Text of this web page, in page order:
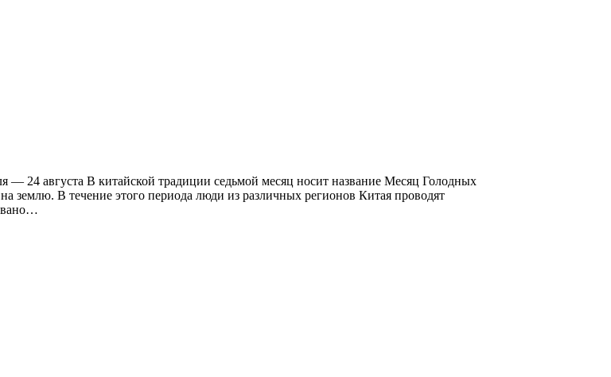
24 августа В китайской традиции седьмой месяц носит название Месяц Голодных
землю. В течение этого периода люди из различных регионов Китая проводят